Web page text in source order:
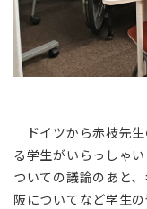
ドイツから赤枝先
る学生がいらっしゃ
ついての議論のあと
阪についてなど学生